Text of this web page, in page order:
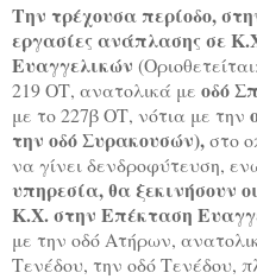
Την τρέχουσα περίοδο,
εργασίες ανάπλασης σε
Ευαγγελικών
219 ΟΤ, ανατολικά με οδό
με το 227β ΟΤ, νότια με την
την οδό Συρακουσών),στο
να γίνει δενδροφύτευση,
υπηρεσία, θα ξεκινήσουν
Κ.Χ. στην Επέκταση
με την οδό Ατήρων,
Τενέδου, την οδό Τενέδου,